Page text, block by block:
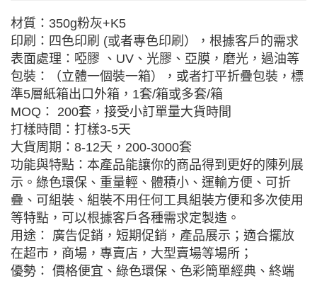
材質：350g粉灰+K5
印刷：四色印刷 (或者專色印刷），根據客戶的需求
表面處理：啞膠 、UV、光膠、亞膜，磨光，過油等
包裝：（立體一個裝一箱），或者打平折疊包裝，標
準5層紙箱出口外箱，1套/箱或多套/箱
MOQ： 200套，接受小訂單量大貨時間
打樣時間：打樣3-5天
大貨周期：8-12天，200-3000套
功能與特點：本產品能讓你的商品得到更好的陳列展
示。綠色環保、重量輕、體積小、運輸方便、可折
疊、可組裝、組裝不用任何工具組裝方便和多次使用
等特點，可以根據客戶各種需求定製造。
用途： 廣告促銷，短期促銷，產品展示；適合擺放
在超市，商場，專賣店，大型賣場等場所；
優勢： 價格便宜、綠色環保、色彩簡單經典、終端